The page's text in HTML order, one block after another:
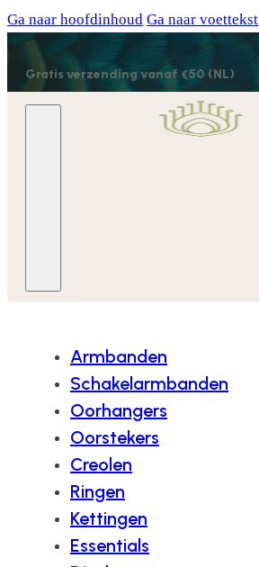
Ga naar hoofdinhoud Ga naar voettekst
Gratis verzending vanaf €50 (NL)
Armbanden
Schakelarmbanden
Oorhangers
Oorstekers
Creolen
Ringen
Kettingen
Essentials